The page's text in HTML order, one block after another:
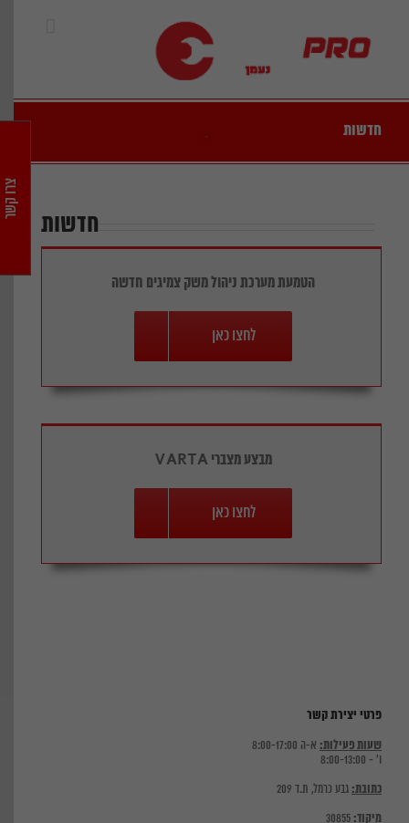
content
חדשות
חדשות
הטמעת מערכת ניהול משק צמיגים חדשה
לחצו כאן
מבצע מצברי VARTA
לחצו כאן
פרטי יצירת קשר
שעות פעילות: א-ה 8:00-17:00
ו' - 8:00-13:00
כתובת: גבע כרמל, ת.ד 209
מיקוד:
צרו קשר